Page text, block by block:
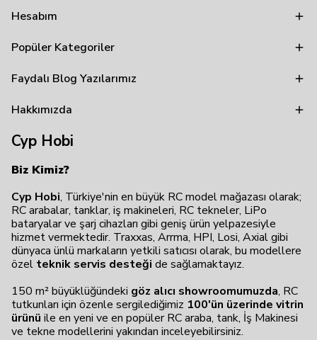
Hesabım
Popüler Kategoriler
Faydalı Blog Yazılarımız
Hakkımızda
Cyp Hobi
Biz Kimiz?
Cyp Hobi, Türkiye'nin en büyük RC model mağazası olarak;
RC arabalar, tanklar, iş makineleri, RC tekneler, LiPo
bataryalar ve şarj cihazları gibi geniş ürün yelpazesiyle
hizmet vermektedir. Traxxas, Arrma, HPI, Losi, Axial gibi
dünyaca ünlü markaların yetkili satıcısı olarak, bu modellere
özel teknik servis desteği de sağlamaktayız.
150 m² büyüklüğündeki göz alıcı showroomumuzda, RC
tutkunları için özenle sergilediğimiz 100'ün üzerinde vitrin
ürünü ile en yeni ve en popüler RC araba, tank, İş Makinesi
ve tekne modellerini yakından inceleyebilirsiniz.